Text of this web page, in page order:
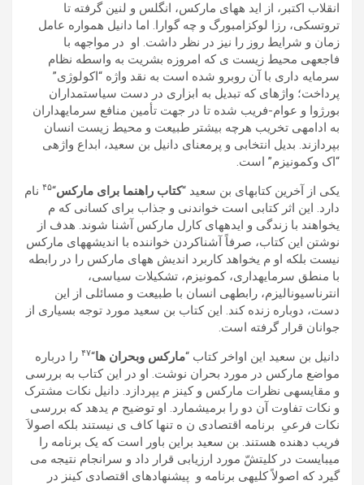
انقلاب اکتبر، از ايد هھای مارکس، انگلس و لنين گرفته تا
تروتسکی، رزا لوکزامبورگ و چه گوارا. اما دانيل ھمواره عامل
زمان و شرايط روز را نيز در نظر داشت. او در مواجھه با
فاجعهی محيط زيست ی که امروزه بشريت به واسطه نظام
سرمايه داری با آن روبرو شده است به نقد واژه “اکولوژی”
پرداخت؛ واژهای که تبديل به ابزاری در دست سياستمداران
بورژوا و عوام-فريب شده تا در جھت تأمين منافع سرمايهداران
به ادامهی تخريب ھرچه بيشتر طبيعت و محيط زيست انسان
بپردازند. بديل انتخابی و پرمعنای دانيل بن سعيد، ابداع واژهی
“اک وکمونيزم” است.
يکی از آخرين کتابھای بن سعيد “کتاب راھنما برای مارکس“۴۵ نام
دارد. اين اثر کتابی است خواندنی و جذاب برای کسانی که م
یخواھند با زندگی و ايدهھای کارل مارکس آشنا شوند. ھدف از
نوشتن اين کتاب، صرفاً آشناکردن خواننده با انديشهھای مارکس
نيست بلکه او م یخواھد کاربرد انديش هھای مارکس را در رابطه
با منطق سرمايهداری، کمونيزم، تشکيلات سياسی،
انترناسيوناليزم، رابطهی انسان با طبيعت و مسائلی از اين
دست، دوباره زنده کند. اين کتاب بن سعيد مورد توجه بسياری از
جوانان قرار گرفته است.
دانيل بن سعيد اين اواخر کتاب “مارکس وبحران ھا“۴٧ را درباره
مواضع مارکس در مورد بحران نوشت. او در اين کتاب به بررسی
و مقايسهی نظرات مارکس و کينز م یپردازد. دانيل نکات مشترک
و نکات تفاوت آن دو را برمیشمارد. او توضيح م یدھد که بررسی
نکات فرعیِ برنامه اقتصادی ن ه تنھا کاف ی نيستند بلکه اصولاَ
فريب دھنده ھستند. بن سعيد براين باور است که يک برنامه را
میبايست در کليتشّ مورد ارزيابی قرار داد و سرانجام نتيجه می
گيرد که اصولاً کليهی برنامه و پيشنھادھای اقتصادی کينز در